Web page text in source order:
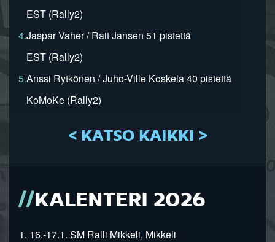
EST (Rally2)
4.Jaspar Vaher / Rait Jansen 51 pistettä
EST (Rally2)
5.Anssi Rytkönen / Juho-Ville Koskela 40 pistettä
KoMoKe (Rally2)
< KATSO KAIKKI >
KALENTERI 2026
1. 16.-17.1. SM Ralli Mikkeli, Mikkeli